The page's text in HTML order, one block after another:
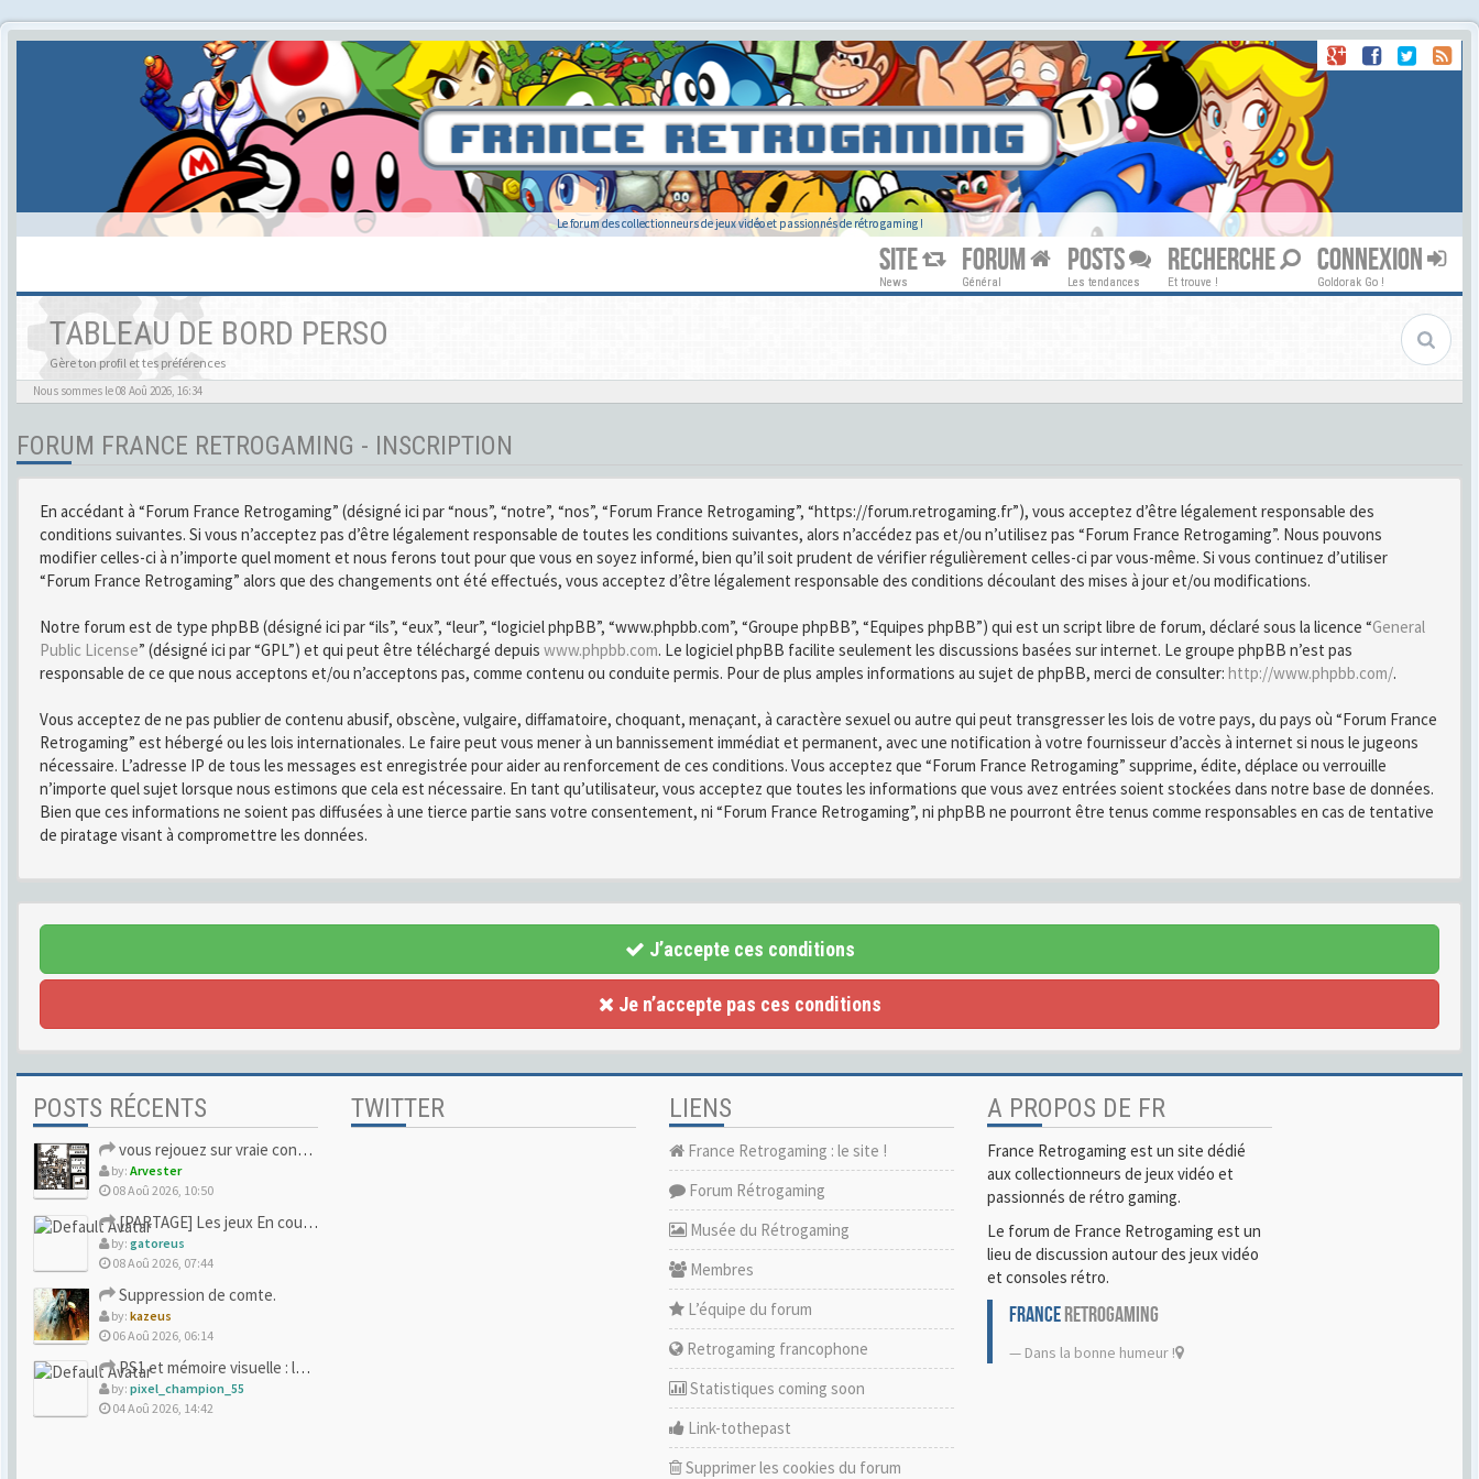
Le forum des collectionneurs de jeux vidéo et passionnés de rétro gaming !
SITE
News
FORUM
Général
POSTS
Les tendances
RECHERCHE
Et trouve !
CONNEXION
Goldorak Go !
TABLEAU DE BORD PERSO
Gère ton profil et tes préférences
Nous sommes le 08 Aoû 2026, 16:34
FORUM FRANCE RETROGAMING - INSCRIPTION
En accédant à “Forum France Retrogaming” (désigné ici par “nous”, “notre”, “nos”, “Forum France Retrogaming”, “https://forum.retrogaming.fr”), vous acceptez d’être légalement responsable des
conditions suivantes. Si vous n’acceptez pas d’être légalement responsable de toutes les conditions suivantes, alors n’accédez pas et/ou n’utilisez pas “Forum France Retrogaming”. Nous pouvons
modifier celles-ci à n’importe quel moment et nous ferons tout pour que vous en soyez informé, bien qu’il soit prudent de vérifier régulièrement celles-ci par vous-même. Si vous continuez d’utiliser
“Forum France Retrogaming” alors que des changements ont été effectués, vous acceptez d’être légalement responsable des conditions découlant des mises à jour et/ou modifications.
Notre forum est de type phpBB (désigné ici par “ils”, “eux”, “leur”, “logiciel phpBB”, “www.phpbb.com”, “Groupe phpBB”, “Equipes phpBB”) qui est un script libre de forum, déclaré sous la licence “General
Public License” (désigné ici par “GPL”) et qui peut être téléchargé depuis www.phpbb.com. Le logiciel phpBB facilite seulement les discussions basées sur internet. Le groupe phpBB n’est pas
responsable de ce que nous acceptons et/ou n’acceptons pas, comme contenu ou conduite permis. Pour de plus amples informations au sujet de phpBB, merci de consulter: http://www.phpbb.com/.
Vous acceptez de ne pas publier de contenu abusif, obscène, vulgaire, diffamatoire, choquant, menaçant, à caractère sexuel ou autre qui peut transgresser les lois de votre pays, du pays où “Forum France
Retrogaming” est hébergé ou les lois internationales. Le faire peut vous mener à un bannissement immédiat et permanent, avec une notification à votre fournisseur d’accès à internet si nous le jugeons
nécessaire. L’adresse IP de tous les messages est enregistrée pour aider au renforcement de ces conditions. Vous acceptez que “Forum France Retrogaming” supprime, édite, déplace ou verrouille
n’importe quel sujet lorsque nous estimons que cela est nécessaire. En tant qu’utilisateur, vous acceptez que toutes les informations que vous avez entrées soient stockées dans notre base de données.
Bien que ces informations ne soient pas diffusées à une tierce partie sans votre consentement, ni “Forum France Retrogaming”, ni phpBB ne pourront être tenus comme responsables en cas de tentative
de piratage visant à compromettre les données.
J’accepte ces conditions
Je n’accepte pas ces conditions
POSTS RÉCENTS
vous rejouez sur vraie console ou vous avez lâché pour l'ému
by: Arvester
08 Aoû 2026, 10:50
[PARTAGE] Les jeux En cours/Terminés
by: gatoreus
08 Aoû 2026, 07:44
Suppression de comte.
by: kazeus
06 Aoû 2026, 06:14
PS1 et mémoire visuelle : le jeu qui vous a soufflé la premi
by: pixel_champion_55
04 Aoû 2026, 14:42
TWITTER LIENS
France Retrogaming : le site !
Forum Rétrogaming
Musée du Rétrogaming
Membres
L’équipe du forum
Retrogaming francophone
Statistiques coming soon
Link-tothepast
Supprimer les cookies du forum
A PROPOS DE FR
France Retrogaming est un site dédié
aux collectionneurs de jeux vidéo et
passionnés de rétro gaming.
Le forum de France Retrogaming est un
lieu de discussion autour des jeux vidéo
et consoles rétro.
FRANCERETROGAMING
Dans la bonne humeur !